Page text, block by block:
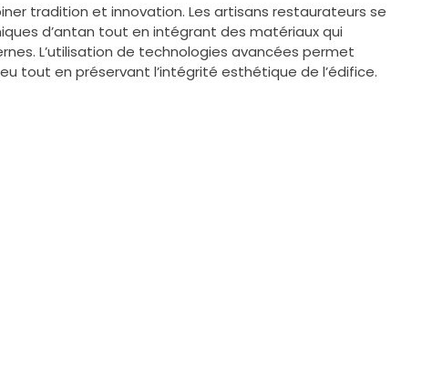
tradition et innovation. Les artisans restaurateurs se
d’antan tout en intégrant des matériaux qui
L’utilisation de technologies avancées permet
tout en préservant l’intégrité esthétique de l’édifice.